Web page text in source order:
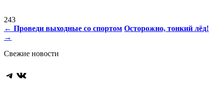
243
Навигация
по
записям
← Проведи выходные со спортом Осторожно, тонкий лёд!
→
Свежие новости
Telegram
ВКонтакте